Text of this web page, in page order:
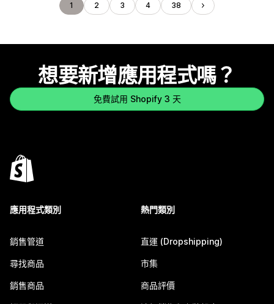
1 2 3 4 38
想要新增應用程式嗎？
免費試用 Shopify 3 天
應用程式類別
銷售管道
尋找商品
銷售商品
熱門類別
直運 (Dropshipping)
市集
商品評價